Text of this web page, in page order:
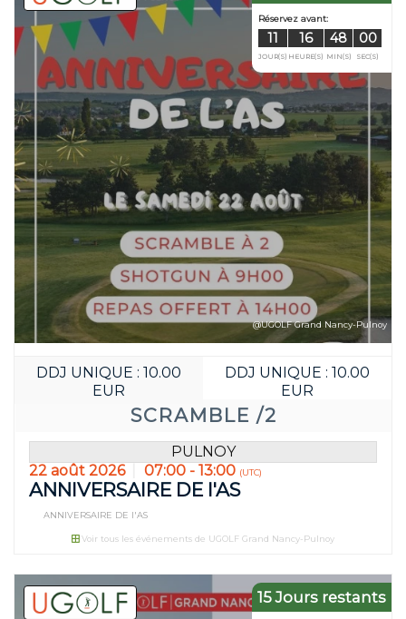
Réservez
08 16
JOUR(S) HEURE(S)
SCRAMBLE /2
DDJ UNIQUE : 10.00
EUR
DDJ UNIQUE : 10.00
EUR
@UGOLF Grand Nancy-Pulnoy
PULNOY
22 août 2026
07:00 - 13:00 (UTC)
ANNIVERSAIRE DE l'AS
ANNIVERSAIRE DE l'AS
Voir tous les événements de UGOLF Grand Nancy-Pulnoy
15 Jours restants